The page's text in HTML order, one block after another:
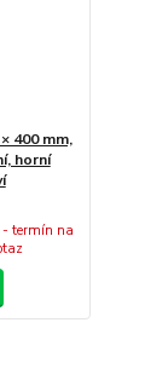
400 mm,
horní
- termín na